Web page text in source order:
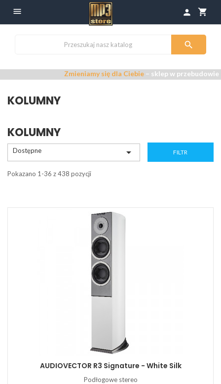
 shopping_cart
person

Zmieniamy się dla Ciebie– sklep w przebudowie –
KOLUMNY
KOLUMNY
Dostępne  FILTR
Pokazano 1-36 z 438 pozycji
AUDIOVECTOR R3 Signature - White Silk
Podłogowe stereo